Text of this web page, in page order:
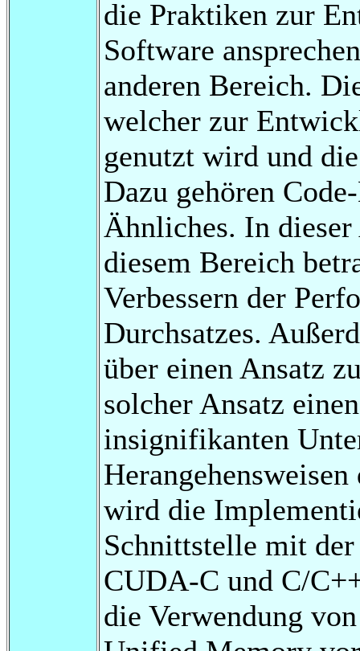
die Praktiken zur
Software
anderen Bereich.
welcher zur
genutzt wird und
Dazu gehören
Ähnliches. In
diesem Bereich
Verbessern der
Durchsatzes.
über einen Ansatz
solcher Ansatz
insignifikanten
wird die
Schnittstelle mit
CUDA-C und C/
die Verwendung